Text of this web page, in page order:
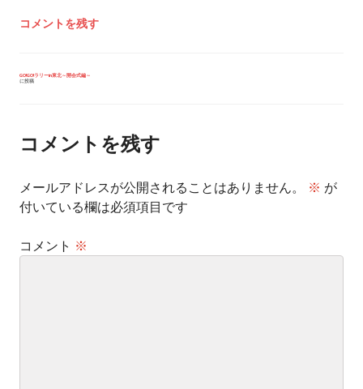
コメントを残す
投
シ
ョ
GO!GO!ラリーin東北～開会式編～
に投稿
コメントを残す
メールアドレスが公開されることはありません。 ※ が
付いている欄は必須項目です
コメント ※